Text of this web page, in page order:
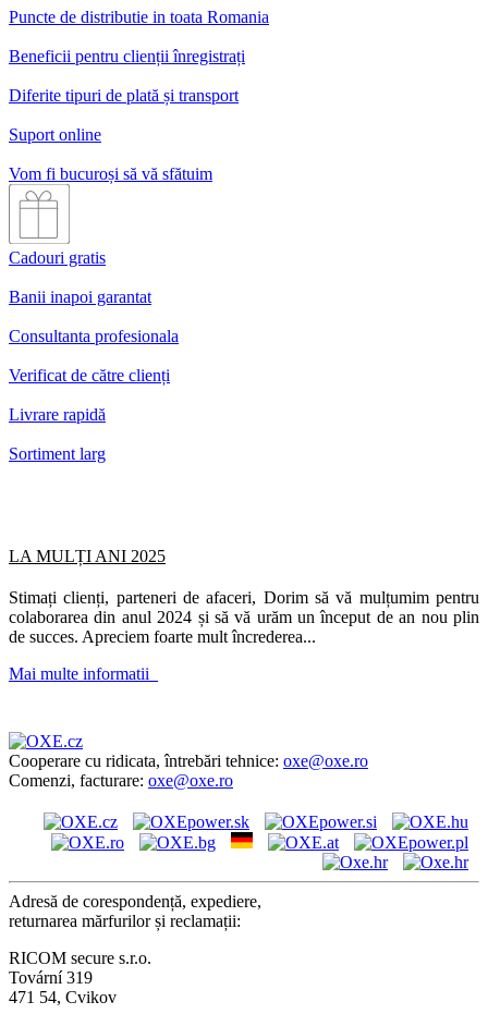
Puncte de distributie in toata Romania
Beneficii pentru clienții înregistrați
Diferite tipuri de plată și transport
Suport online
Vom fi bucuroși să vă sfătuim
Cadouri gratis
Banii inapoi garantat
Consultanta profesionala
Verificat de către clienți
Livrare rapidă
Sortiment larg
LA MULȚI ANI 2025
Stimați clienți, parteneri de afaceri, Dorim să vă mulțumim pentru
colaborarea din anul 2024 și să vă urăm un început de an nou plin
de succes. Apreciem foarte mult încrederea...
Mai multe informatii
Cooperare cu ridicata, întrebări tehnice: oxe@oxe.ro
Comenzi, facturare: oxe@oxe.ro
Adresă de corespondență, expediere,
returnarea mărfurilor și reclamații:
RICOM secure s.r.o.
Tovární 319
471 54, Cvikov